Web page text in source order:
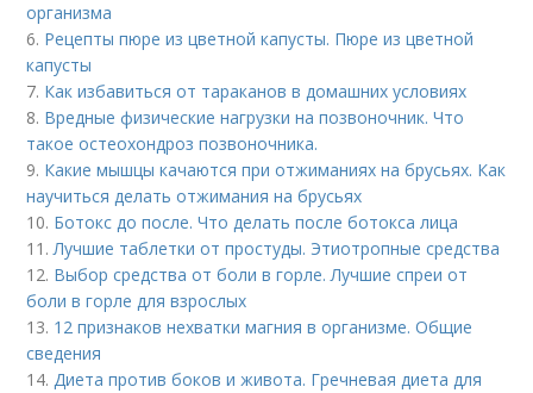
организма
6. Рецепты пюре из цветной капусты. Пюре из цветной
капусты
7. Как избавиться от тараканов в домашних условиях
8. Вредные физические нагрузки на позвоночник. Что
такое остеохондроз позвоночника.
9. Какие мышцы качаются при отжиманиях на брусьях. Как
научиться делать отжимания на брусьях
10. Ботокс до после. Что делать после ботокса лица
11.Лучшие таблетки от простуды. Этиотропные средства
12. Выбор средства от боли в горле. Лучшие спреи от
боли в горле для взрослых
13. 12 признаков нехватки магния в организме. Общие
сведения
14.Диета против боков и живота. Гречневая диета для